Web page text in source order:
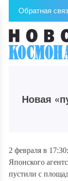
Обратная
Новая
2 февраля в
Японского
пустили с